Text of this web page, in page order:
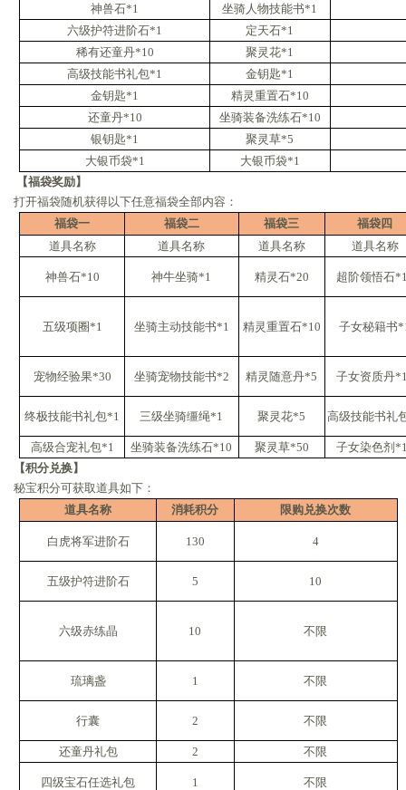
神兽石*1
坐骑人物技能书*1
六级护符进阶石*1
定天石*1
稀有还童丹*10
聚灵花*1
高级技能书礼包*1
金钥匙*1
金钥匙*1
精灵重置石*10
还童丹*10
坐骑装备洗练石*10
银钥匙*1
聚灵草*5
大银币袋*1
大银币袋*1
【福袋奖励】
打开福袋随机获得以下任意福袋全部内容：
福袋一
福袋二 福袋三
福袋四
道具名称
道具名称 道具名称 道具名称
神兽石*10 神牛坐骑*1 精灵石*20 超阶领悟石
五级项圈*1 坐骑主动技能书*1 精灵重置石*10 子女秘籍书
宠物经验果*30 坐骑宠物技能书*2 精灵随意丹*5 子女资质丹
终极技能书礼包*1 三级坐骑缰绳*1 聚灵花*5 高级技能书礼
高级合宠礼包*1 坐骑装备洗练石*10 聚灵草*50
子女染色剂
【积分兑换】
秘宝积分可获取道具如下：
道具名称
消耗积分 限购兑换次数
白虎将军进阶石 130 4
五级护符进阶石 5 10
六级赤练晶 10 不限
琉璃盏 1 不限
行囊 2 不限
还童丹礼包 2 不限
四级宝石任选礼包 1 不限